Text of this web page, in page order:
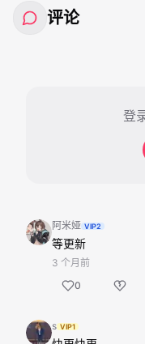
评论
登
阿米娅 VIP2
等更新
3 个月前
0
s VIP1